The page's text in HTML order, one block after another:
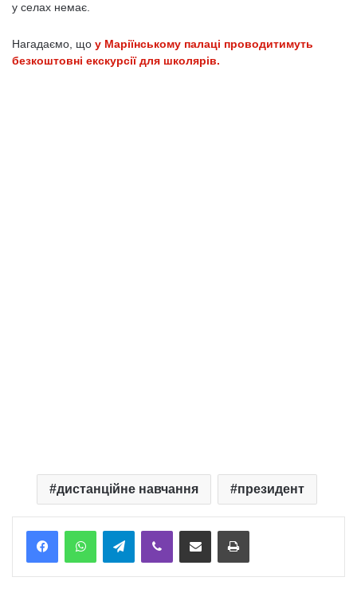
у селах немає.
Нагадаємо, що у Маріїнському палаці проводитимуть
безкоштовні екскурсії для школярів.
дистанційне навчання президент
TelegramViber Надіслати електронною поштоюНадрукувати